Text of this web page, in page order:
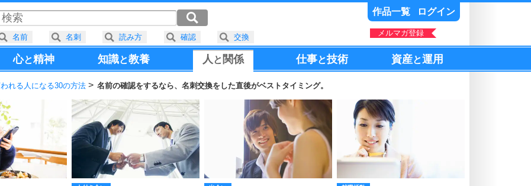
作品一覧 ログイン
メルマガ登録
心と精神 知識と教養 人と 関係 仕事と技術 資産と運用
れる人になる30の方法 名前の確認をするなら、名刺交換をした直後がベストタイミング。
名前 名刺 読み方 確認 交換